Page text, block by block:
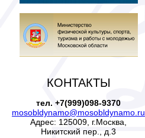
КОНТАКТЫ
тел. +7(999)098-9370
mosobldynamo@mosobldynamo.ru
Адрес: 125009, г.Москва,
Никитский пер., д.3